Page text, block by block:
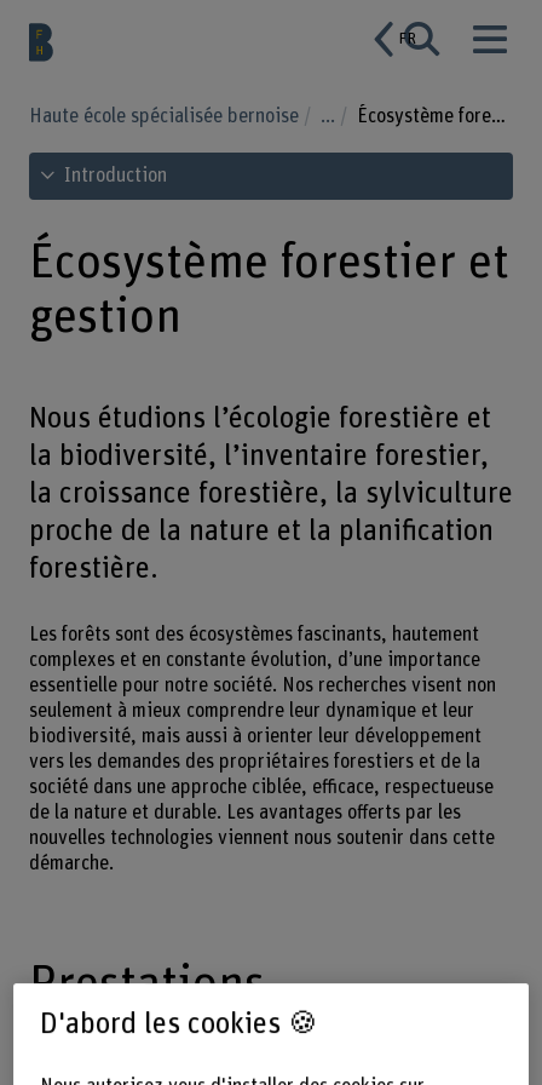
FR
Haute école spécialisée bernoise ... Écosystème forestier et gestion
Voir le sommaire
Introduction
Écosystème forestier et
gestion
Nous étudions l’écologie forestière et
la biodiversité, l’inventaire forestier,
la croissance forestière, la sylviculture
proche de la nature et la planification
forestière.
Les forêts sont des écosystèmes fascinants, hautement
complexes et en constante évolution, d’une importance
essentielle pour notre société. Nos recherches visent non
seulement à mieux comprendre leur dynamique et leur
biodiversité, mais aussi à orienter leur développement
vers les demandes des propriétaires forestiers et de la
société dans une approche ciblée, efficace, respectueuse
de la nature et durable. Les avantages offerts par les
nouvelles technologies viennent nous soutenir dans cette
démarche.
Prestations
D'abord les cookies 🍪